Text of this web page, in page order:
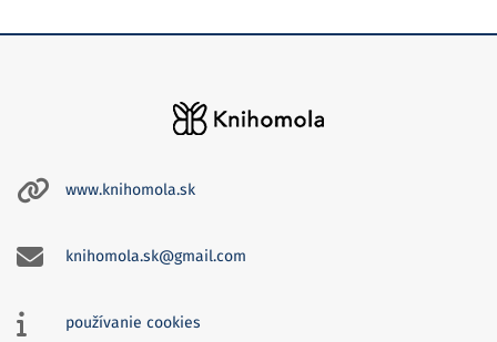
www.knihomola.sk
knihomola.sk@gmail.com
používanie cookies